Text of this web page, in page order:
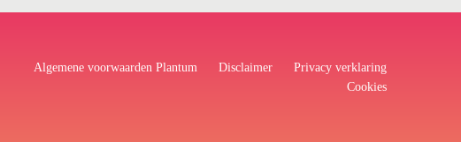
Algemene voorwaarden Plantum Disclaimer
Privacy verklaring
Cookies